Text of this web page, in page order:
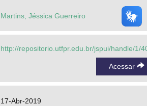
Martins, Jéssica Guerreiro
http://repositorio.utfpr.edu.br/jspui/handle/1/
Acessar
17-Abr-2019